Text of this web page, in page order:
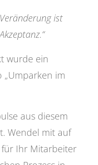
ist
wurde ein
im
aus diesem
Wendel mit auf
für Ihr Mitarbeiter